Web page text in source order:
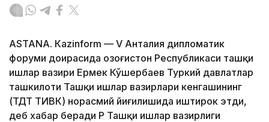
ASTANА. Кazinform — V Анталия дипломатик
форуми доирасида Қозоғистон Республикаси ташқи
ишлар вазири Ермек Кўшербаев Туркий давлатлар
ташкилоти Ташқи ишлар вазирлари кенгашининг
(ТДТ ТИВК) норасмий йиғилишида иштирок этди,
деб хабар беради ҚР Ташқи ишлар вазирлиги